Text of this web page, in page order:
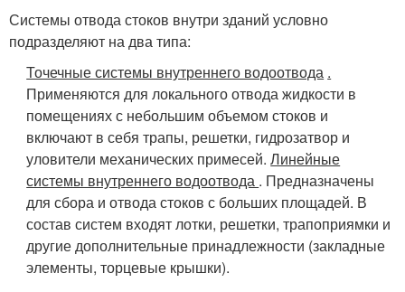
Системы отвода стоков внутри зданий условно
подразделяют на два типа:
Точечные системы внутреннего водоотвода .
Применяются для локального отвода жидкости в
помещениях с небольшим объемом стоков и
включают в себя трапы, решетки, гидрозатвор и
уловители механических примесей.Линейные
системы внутреннего водоотвода . Предназначены
для сбора и отвода стоков с больших площадей. В
состав систем входят лотки, решетки, трапоприямки и
другие дополнительные принадлежности (закладные
элементы, торцевые крышки).